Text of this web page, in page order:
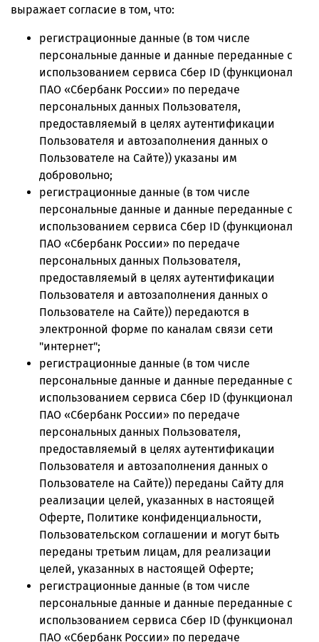
выражает согласие в том, что:
регистрационные данные (в том числе
персональные данные и данные переданные с
использованием сервиса Сбер ID (функционал
ПАО «Сбербанк России» по передаче
персональных данных Пользователя,
предоставляемый в целях аутентификации
Пользователя и автозаполнения данных о
Пользователе на Сайте)) указаны им
добровольно;
регистрационные данные (в том числе
персональные данные и данные переданные с
использованием сервиса Сбер ID (функционал
ПАО «Сбербанк России» по передаче
персональных данных Пользователя,
предоставляемый в целях аутентификации
Пользователя и автозаполнения данных о
Пользователе на Сайте)) передаются в
электронной форме по каналам связи сети
"интернет";
регистрационные данные (в том числе
персональные данные и данные переданные с
использованием сервиса Сбер ID (функционал
ПАО «Сбербанк России» по передаче
персональных данных Пользователя,
предоставляемый в целях аутентификации
Пользователя и автозаполнения данных о
Пользователе на Сайте)) переданы Сайту для
реализации целей, указанных в настоящей
Оферте, Политике конфиденциальности,
Пользовательском соглашении и могут быть
переданы третьим лицам, для реализации
целей, указанных в настоящей Оферте;
регистрационные данные (в том числе
персональные данные и данные переданные с
использованием сервиса Сбер ID (функционал
ПАО «Сбербанк России» по передаче